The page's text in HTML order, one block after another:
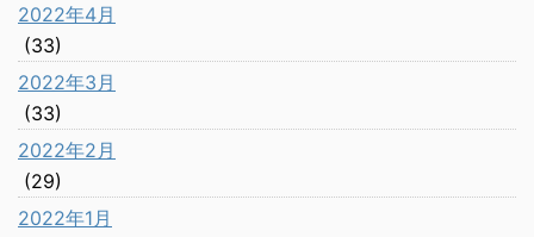
2022年4月
(33)
2022年3月
(33)
2022年2月
(29)
2022年1月